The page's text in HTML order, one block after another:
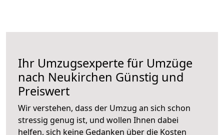
Ihr Umzugsexperte für Umzüge
nach Neukirchen Günstig und
Preiswert
Wir verstehen, dass der Umzug an sich schon
stressig genug ist, und wollen Ihnen dabei
helfen, sich keine Gedanken über die Kosten